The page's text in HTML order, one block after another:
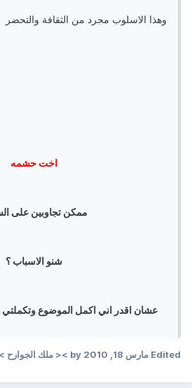
وهذا الاسلوب مجرد من الثقافة والتحضر
اخت حشمه
ممكن تجاوبين على
شنو الاسباب ؟
عشان اقدر اني اكمل الموضوع وتكملتي
Edited مارس 18, 2010 by >< ملك الجوارح ><